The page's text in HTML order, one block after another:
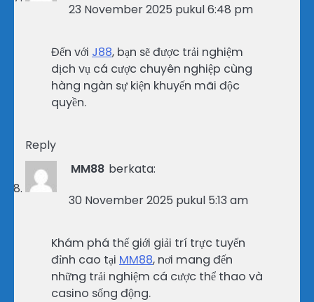
23 November 2025 pukul 6:48 pm
Đến với J88, bạn sẽ được trải nghiệm
dịch vụ cá cược chuyên nghiệp cùng
hàng ngàn sự kiện khuyến mãi độc
quyền.
Reply
MM88 berkata:
30 November 2025 pukul 5:13 am
Khám phá thế giới giải trí trực tuyến
đỉnh cao tại MM88, nơi mang đến
những trải nghiệm cá cược thể thao và
casino sống động.